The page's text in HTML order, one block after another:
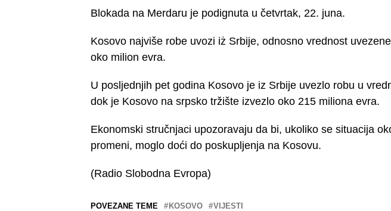
Blokada na Merdaru je podignuta u četvrtak, 22. juna.
Kosovo najviše robe uvozi iż Srbije, odnosno vrednost
oko milion evra.
U posljednjih pet godina Kosovo je iz Srbije uvezlo robu u
dok je Kosovo na srpsko tržište izvezlo oko 215 miliona evra.
Ekonomski stručnjaci upozoravaju da bi, ukoliko se situacija
promeni, moglo doći do poskupljenja na Kosovu.
(Radio Slobodna Evropa)
POVEZANE TEME KOSOVO VIJESTI